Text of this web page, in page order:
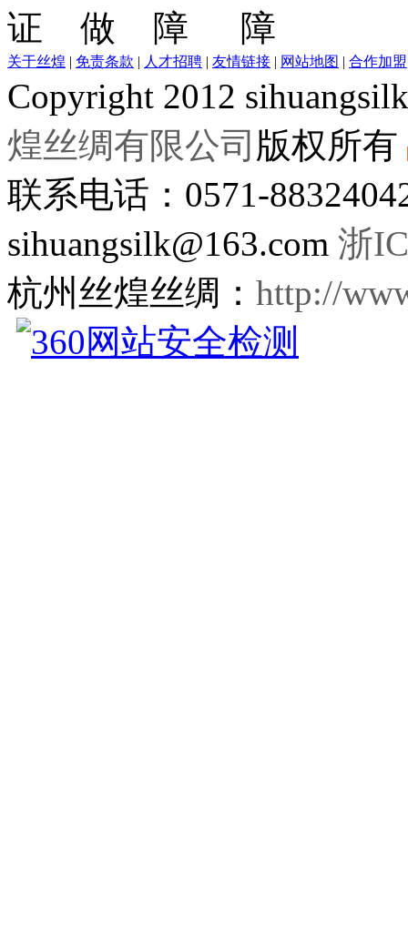
关于丝煌 | 免责条款 | 人才招聘 | 友情链接 | 网站地图 | 合作加盟
Copyright 2012
煌丝绸有限公司 版权所有
联系电话：0571-
sihuangsilk@163.com 浙
杭州丝煌丝绸： http://